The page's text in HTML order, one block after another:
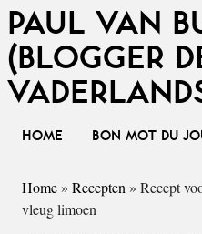
PAUL VAN
(BLOGGER
HOME BON MOT DU
Home » Recepten » Recept
vleug limoen